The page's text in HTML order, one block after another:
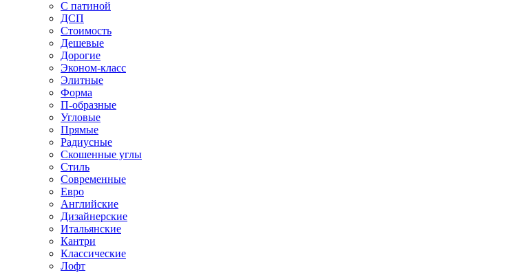
С патиной
ДСП
Стоимость
Дешевые
Дорогие
Эконом-класс
Элитные
Форма
П-образные
Угловые
Прямые
Радиусные
Скошенные углы
Стиль
Современные
Евро
Английские
Дизайнерские
Итальянские
Кантри
Классические
Лофт